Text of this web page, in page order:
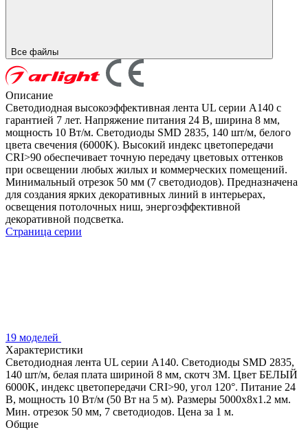
Все файлы
Описание
Светодиодная высокоэффективная лента UL серии A140 с
гарантией 7 лет. Напряжение питания 24 В, ширина 8 мм,
мощность 10 Вт/м. Светодиоды SMD 2835, 140 шт/м, белого
цвета свечения (6000K). Высокий индекс цветопередачи
CRI>90 обеспечивает точную передачу цветовых оттенков
при освещении любых жилых и коммерческих помещений.
Минимальный отрезок 50 мм (7 светодиодов). Предназначена
для создания ярких декоративных линий в интерьерах,
освещения потолочных ниш, энергоэффективной
декоративной подсветка.
Страница серии
19 моделей
Характеристики
Светодиодная лента UL серии A140. Светодиоды SMD 2835,
140 шт/м, белая плата шириной 8 мм, скотч 3M. Цвет БЕЛЫЙ
6000K, индекс цветопередачи CRI>90, угол 120°. Питание 24
В, мощность 10 Вт/м (50 Вт на 5 м). Размеры 5000x8x1.2 мм.
Мин. отрезок 50 мм, 7 светодиодов. Цена за 1 м.
Общие